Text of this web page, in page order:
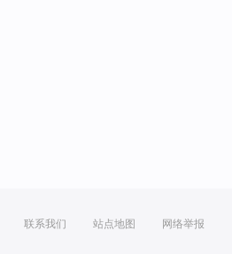
联系我们 站点地图 网络举报